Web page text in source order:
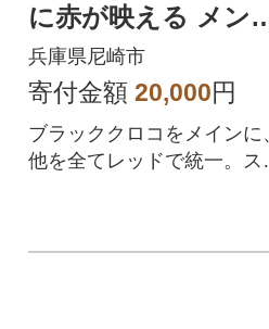
に赤が映える メン
コインケース
E
兵庫県尼崎市
寄付金額 20,000円
ブラッククロコをメインに
他を全てレッドで統一。ス